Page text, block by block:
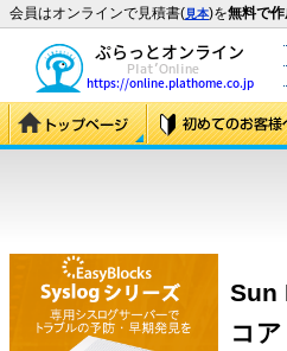
会員はオンラインで見積書(見本)を無料で
Sun
コ